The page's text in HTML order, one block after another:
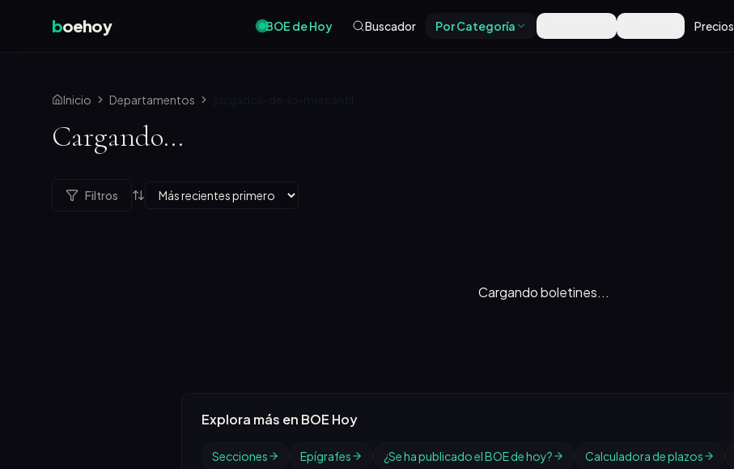
boehoy BOE de Hoy Buscador Por Categoría Precios
Inicio Departamentos juzgados-de-lo-mercantil
Cargando...
Filtros
Cargando boletines...
Explora más en BOE Hoy
Secciones Epígrafes ¿Se ha publicado el BOE de hoy? Calculadora de plazos